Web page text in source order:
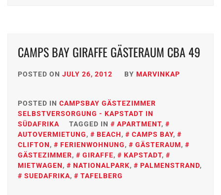
CAMPS BAY GIRAFFE GÄSTERAUM CBA 49
POSTED ON JULY 26, 2012 BY MARVINKAP
POSTED IN CAMPSBAY GÄSTEZIMMER
SELBSTVERSORGUNG - KAPSTADT IN
SÜDAFRIKA
TAGGED IN APARTMENT,
AUTOVERMIETUNG, BEACH, CAMPS BAY,
CLIFTON, FERIENWOHNUNG, GÄSTERAUM,
GÄSTEZIMMER, GIRAFFE, KAPSTADT,
MIETWAGEN, NATIONALPARK, PALMENSTRAND,
SUEDAFRIKA, TAFELBERG